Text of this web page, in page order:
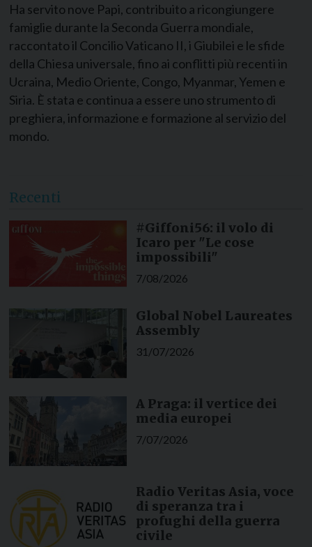
Ha servito nove Papi, contribuito a ricongiungere
famiglie durante la Seconda Guerra mondiale,
raccontato il Concilio Vaticano II, i Giubilei e le sfide
della Chiesa universale, fino ai conflitti più recenti in
Ucraina, Medio Oriente, Congo, Myanmar, Yemen e
Siria. È stata e continua a essere uno strumento di
preghiera, informazione e formazione al servizio del
mondo.
Recenti
#Giffoni56: il volo di
Icaro per "Le cose
impossibili"
7/08/2026
Global Nobel Laureates
Assembly
31/07/2026
A Praga: il vertice dei
media europei
7/07/2026
Radio Veritas Asia, voce
di speranza tra i
profughi della guerra
civile